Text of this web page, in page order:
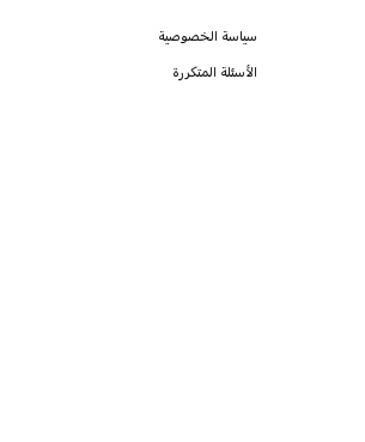
سياسة الخصوصية
الأسئلة المتكررة